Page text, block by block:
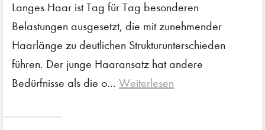
Langes Haar ist Tag für Tag besonderen
Belastungen ausgesetzt, die mit zunehmender
Haarlänge zu deutlichen Strukturunterschieden
führen. Der junge Haaransatz hat andere
Bedürfnisse als die o... Weiterlesen